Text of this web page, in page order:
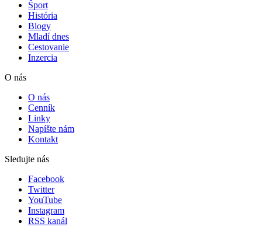
Šport
História
Blogy
Mladí dnes
Cestovanie
Inzercia
O nás
O nás
Cenník
Linky
Napíšte nám
Kontakt
Sledujte nás
Facebook
Twitter
YouTube
Instagram
RSS kanál